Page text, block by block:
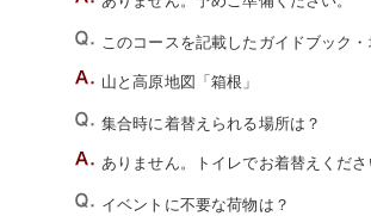
このコースを記載したガイドブック・
山と高原地図「箱根」
集合時に着替えられる場所は？
ありません。トイレでお着替えくださ
イベントに不要な荷物は？